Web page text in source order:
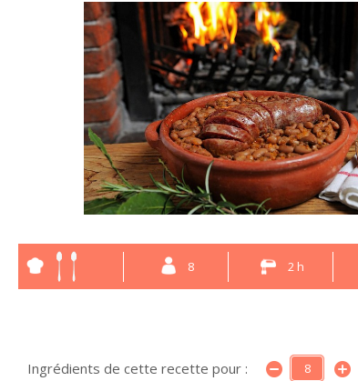
8 2 h
Ingrédients de cette recette pour :